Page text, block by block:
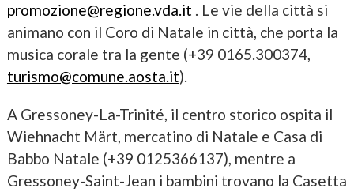
promozione@regione.vda.it . Le vie della città si
animano con il Coro di Natale in città, che porta la
musica corale tra la gente (+39 0165.300374,
turismo@comune.aosta.it).
A Gressoney-La-Trinité, il centro storico ospita il
Wiehnacht Märt, mercatino di Natale e Casa di
Babbo Natale (+39 0125366137), mentre a
Gressoney-Saint-Jean i bambini trovano la Casetta